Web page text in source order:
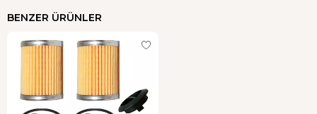
BENZER ÜRÜNLER